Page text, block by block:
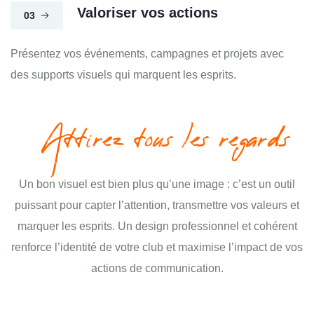
03 Valoriser vos actions
Présentez vos événements, campagnes et projets avec
des supports visuels qui marquent les esprits.
Attirez tous les regards
Un bon visuel est bien plus qu’une image : c’est un outil
puissant pour capter l’attention, transmettre vos valeurs et
marquer les esprits. Un design professionnel et cohérent
renforce l’identité de votre club et maximise l’impact de vos
actions de communication.